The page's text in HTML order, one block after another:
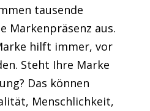
tausende
Markenpräsenz aus.
hilft immer, vor
Steht Ihre Marke
Das können
Menschlichkeit,